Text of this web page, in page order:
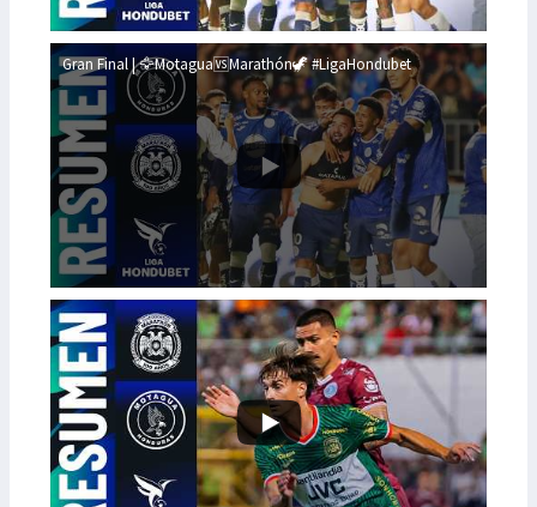
Gran Final | 🦅Motagua🆚Marathón🦖 #LigaHondubet